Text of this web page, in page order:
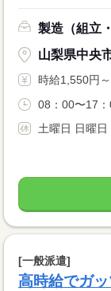
製造（組立
山梨県中央
時給1,550円～
08：00〜17
土曜日 日曜日
[一般派遣]
高時給でガ